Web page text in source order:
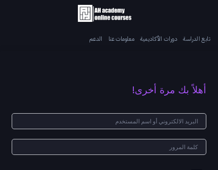
تابع الدراسة دورات الأكاديمية معلومات عنا الدعم
أهلاً بك مرة أخرى!